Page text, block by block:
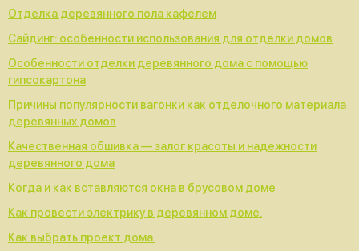
Отделка деревянного пола кафелем
Сайдинг: особенности использования для отделки домов
Особенности отделки деревянного дома с помощью
гипсокартона
Причины популярности вагонки как отделочного материала
деревянных домов
Качественная обшивка — залог красоты и надежности
деревянного дома
Когда и как вставляются окна в брусовом доме
Как провести электрику в деревянном доме.
Как выбрать проект дома.